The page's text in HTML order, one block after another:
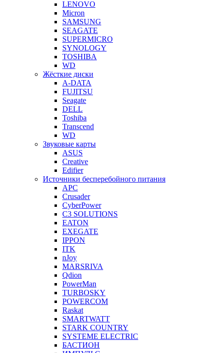
LENOVO
Micron
SAMSUNG
SEAGATE
SUPERMICRO
SYNOLOGY
TOSHIBA
WD
Жёсткие диски
A-DATA
FUJITSU
Seagate
DELL
Toshiba
Transcend
WD
Звуковые карты
ASUS
Creative
Edifier
Источники бесперебойного питания
APC
Crusader
CyberPower
C3 SOLUTIONS
EATON
EXEGATE
IPPON
ITK
nJoy
MARSRIVA
Qdion
PowerMan
TURBOSKY
POWERCOM
Raskat
SMARTWATT
STARK COUNTRY
SYSTEME ELECTRIC
БАСТИОН